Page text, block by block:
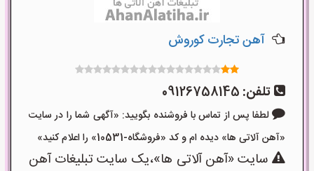
آهن تجارت کوروش
تلفن: 09126758145
لطفا پس از تماس با فروشنده بگویید: «آگهی شما را در سایت
«آهن آلاتی ها» دیده ام و کد «فروشگاه-10531» را اعلام کنید»
سایت «آهن آلاتی ها»،یک سایت تبلیغات آهن